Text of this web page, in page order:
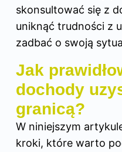
skonsultować się z
uniknąć trudności z
zadbać o swoją
Jak
dochody
granicą?
W niniejszym
kroki, które warto